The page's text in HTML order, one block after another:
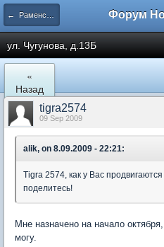
← Раменское
ул. Чугунова, д.13Б
«
Назад
tigra2574
09 Sep 2009
alik, on 8.09.2009 - 22:21:
Tigra 2574, как у Вас
поделитесь!
Мне назначено на начало
могу.